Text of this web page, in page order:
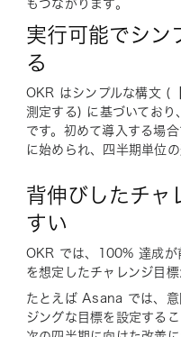
もつながります。
実行可能でシン
る
OKR はシンプルな構文 (
測定する) に基づいており
です。初めて導入する場
に始められ、四半期単位
背伸びしたチャ
すい
OKR では、100% 達成
を想定したチャレンジ目標
たとえば Asana では、意
ジングな目標を設定する